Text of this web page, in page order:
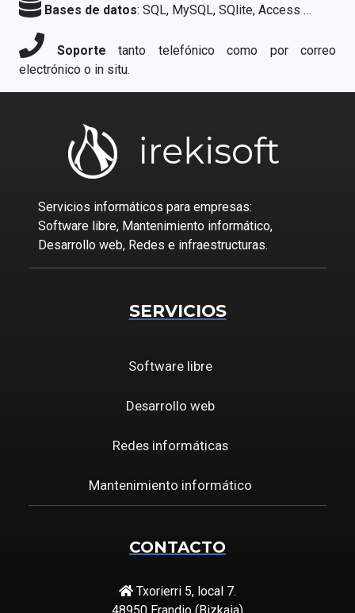
Bases de datos: SQL, MySQL, SQlite, Access …
Soporte tanto telefónico como por correo
electrónico o in situ.
Servicios informáticos para empresas:
Software libre, Mantenimiento informático,
Desarrollo web, Redes e infraestructuras.
SERVICIOS
Software libre
Desarrollo web
Redes informáticas
Mantenimiento informático
CONTACTO
Txorierri 5, local 7.
48950 Erandio (Bizkaia)